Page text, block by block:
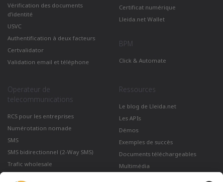
Vérification des documents
d’identité
USVC
Authentification à deux facteurs
Certvalidator
Validation email et téléphone
Certificat numérique
Lleida.net Wallet
BPM
Click & Automate
Operateur de
telecommunications
RCS pour les entreprises
Numérotation nomade
SMS
SMS bidirectionnel (2-Way SMS)
Trafic wholesale
Ressources
Le blog de Lleida.net
Les APIs
Démos
Exemples de succès
Documents téléchargeables
Multimédia